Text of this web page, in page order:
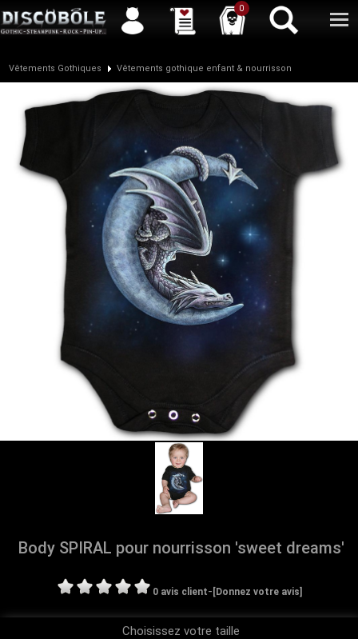
0
Service client 04 50 26 57 88 Newsletter | | Facebook
Vêtements Gothiques Vêtements gothique enfant & nourrisson
Body SPIRAL pour nourrisson 'sweet dreams'
0 avis client- [Donnez votre avis]
Choisissez votre taille